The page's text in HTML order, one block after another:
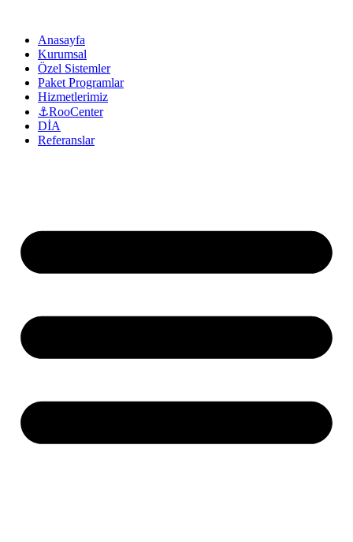
Anasayfa
Kurumsal
Özel Sistemler
Paket Programlar
Hizmetlerimiz
⚓RooCenter
DİA
Referanslar